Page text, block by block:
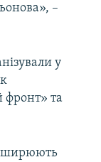
–
у
та